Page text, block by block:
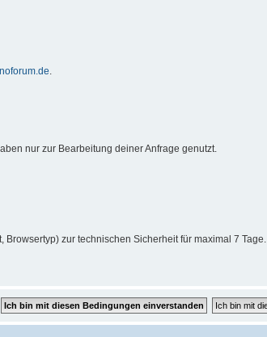
.
nur zur Bearbeitung deiner Anfrage genutzt.
zur technischen Sicherheit für maximal 7 Tage.